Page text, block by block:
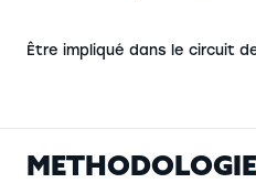
Être impliqué dans le circuit
MÉTHODOLOGIE